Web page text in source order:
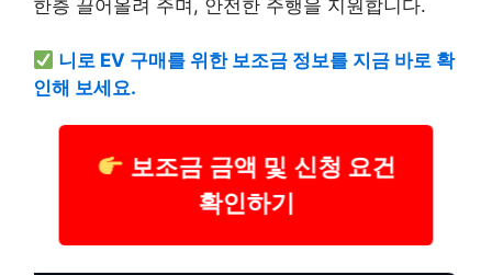
한층 끌어올려 주며, 안전한 주행을 지원합니다.
니로 EV 구매를 위한 보조금 정보를 지금 바로 확
인해 보세요.
보조금 금액 및 신청 요건
확인하기